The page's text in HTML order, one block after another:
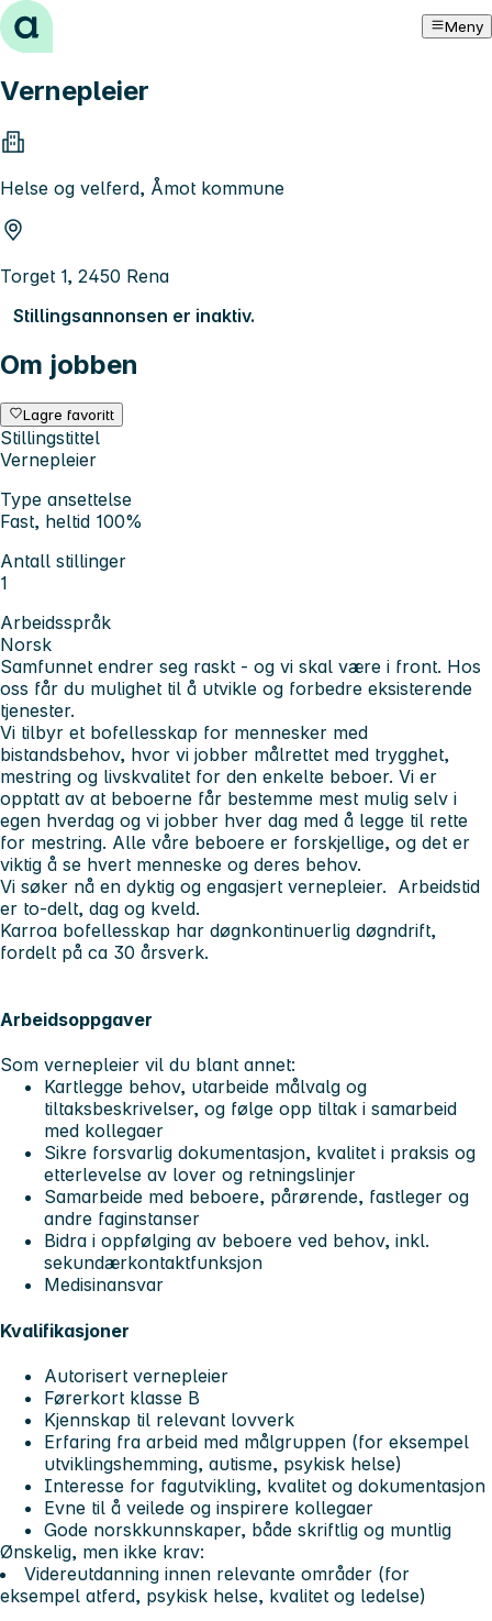
Hopp til innhold Meny
Vernepleier
Helse og velferd, Åmot kommune
Torget 1, 2450 Rena
Stillingsannonsen er inaktiv.
Om jobben
Lagre favoritt
Stillingstittel
Vernepleier
Type ansettelse
Fast, heltid 100%
Antall stillinger
1
Arbeidsspråk
Norsk
Samfunnet endrer seg raskt - og vi skal være i front. Hos
oss får du mulighet til å utvikle og forbedre eksisterende
tjenester.
Vi tilbyr et bofellesskap for mennesker med
bistandsbehov, hvor vi jobber målrettet med trygghet,
mestring og livskvalitet for den enkelte beboer. Vi er
opptatt av at beboerne får bestemme mest mulig selv i
egen hverdag og vi jobber hver dag med å legge til rette
for mestring. Alle våre beboere er forskjellige, og det er
viktig å se hvert menneske og deres behov.
Vi søker nå en dyktig og engasjert vernepleier. Arbeidstid
er to-delt, dag og kveld.
Karroa bofellesskap har døgnkontinuerlig døgndrift,
fordelt på ca 30 årsverk.
Arbeidsoppgaver
Som vernepleier vil du blant annet:
Kartlegge behov, utarbeide målvalg og
tiltaksbeskrivelser, og følge opp tiltak i samarbeid
med kollegaer
Sikre forsvarlig dokumentasjon, kvalitet i praksis og
etterlevelse av lover og retningslinjer
Samarbeide med beboere, pårørende, fastleger og
andre faginstanser
Bidra i oppfølging av beboere ved behov, inkl.
sekundærkontaktfunksjon
Medisinansvar
Kvalifikasjoner
Autorisert vernepleier
Førerkort klasse B
Kjennskap til relevant lovverk
Erfaring fra arbeid med målgruppen (for eksempel
utviklingshemming, autisme, psykisk helse)
Interesse for fagutvikling, kvalitet og dokumentasjon
Evne til å veilede og inspirere kollegaer
Gode norskkunnskaper, både skriftlig og muntlig
Ønskelig, men ikke krav:
Videreutdanning innen relevante områder (for
eksempel atferd, psykisk helse, kvalitet og ledelse)